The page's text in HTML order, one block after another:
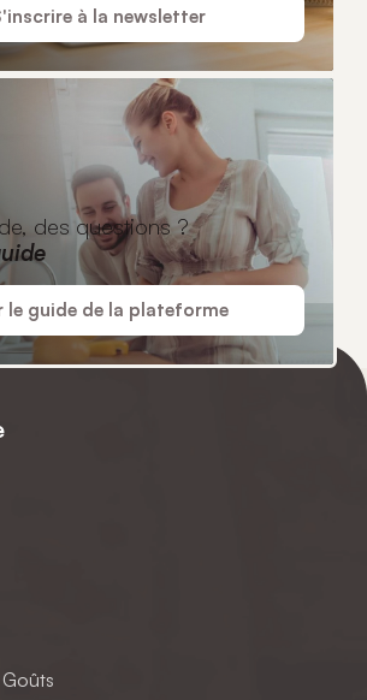
à la newsletter
des questions ?
le guide de la plateforme